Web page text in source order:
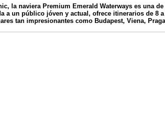
la naviera Premium Emerald Waterways es una
a un público jóven y actual, ofrece itinerarios de 8
tan impresionantes como Budapest, Viena,